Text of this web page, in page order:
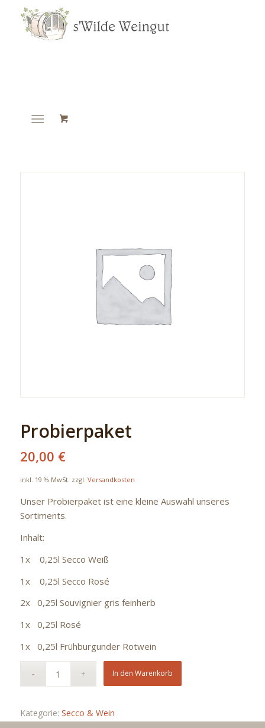
Probierpaket
20,00 €
inkl. 19 % MwSt. zzgl. Versandkosten
Unser Probierpaket ist eine kleine Auswahl unseres
Sortiments.
Inhalt:
1x 0,25l Secco Weiß
1x 0,25l Secco Rosé
2x 0,25l Souvignier gris feinherb
1x 0,25l Rosé
1x 0,25l Frühburgunder Rotwein
In den Warenkorb
Kategorie: Secco & Wein